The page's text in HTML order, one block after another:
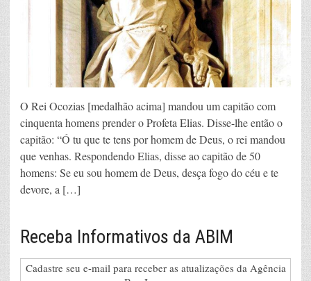
O Rei Ocozias [medalhão acima] mandou um capitão com
cinquenta homens prender o Profeta Elias. Disse-lhe então o
capitão: “Ó tu que te tens por homem de Deus, o rei mandou
que venhas. Respondendo Elias, disse ao capitão de 50
homens: Se eu sou homem de Deus, desça fogo do céu e te
devore, a […]
Receba Informativos da ABIM
Cadastre seu e-mail para receber as atualizações da Agência